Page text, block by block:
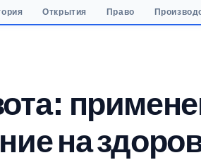
Открытия Право
на